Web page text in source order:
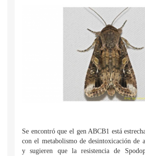
Se encontró que el gen ABCB1 está
con el metabolismo de desintoxicación de
y sugieren que la resistencia de